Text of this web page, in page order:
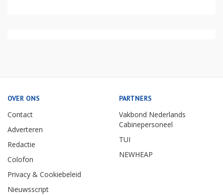
OVER ONS
Contact
Adverteren
Redactie
Colofon
Privacy & Cookiebeleid
Nieuwsscript
PARTNERS
Vakbond Nederlands
Cabinepersoneel
TUI
NEWHEAP